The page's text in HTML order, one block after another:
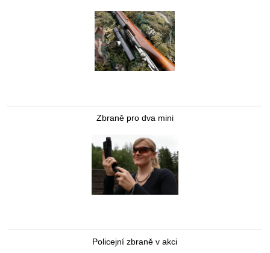
Zbraně pro dva mini
Policejní zbraně v akci